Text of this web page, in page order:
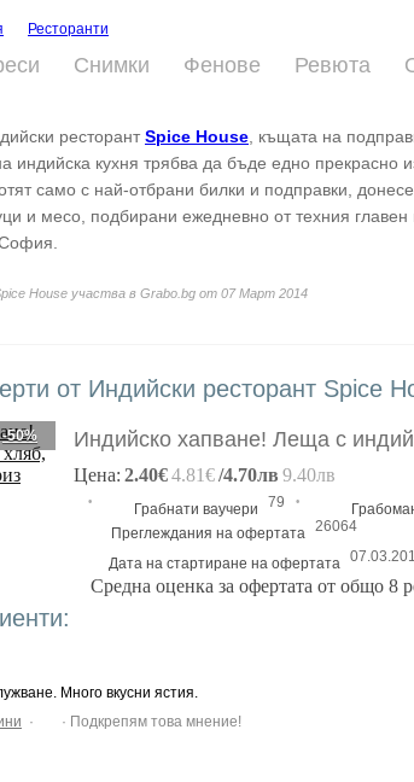
Ресторанти
Снимки Фенове Ревюта
ресторант Spice House , къщата на
индийска кухня трябва да бъде едно прекрасно
само с най-отбрани билки и подправки,
и месо, подбирани ежедневно от техния главен
House участва в Grabo.bg от 07 Март 2014
от Индийски ресторант Spice
-50% Индийско хапване! Леща с
Цена: 2.40€4.81€/4.70лв 9.40лв
·
Грабнати ваучери 79 ·
Преглеждания на офертата 26064
Дата на стартиране на офертата
Средна оценка за офертата от общо 8
Много вкусни ястия.
· · Подкрепям това мнение!